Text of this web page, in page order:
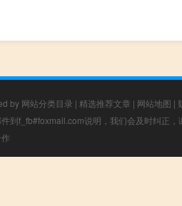
by 网站分类目录 | 精选推荐文章 | 网站地图 |
到f_fb#foxmail.com说明，我们会及时纠正，